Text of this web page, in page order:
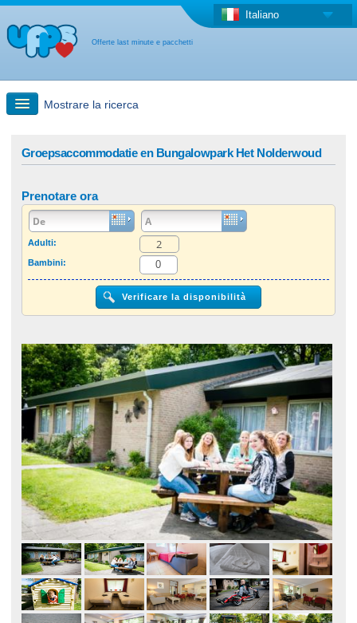
Offerte last minute e pacchetti
Italiano
Mostrare la ricerca
Offerta last minute + Offerta forfettaria
Altro paese
Groepsaccommodatie en Bungalowpark Het Nolderwoud
Prenotare ora
Adulti:
Bambini: